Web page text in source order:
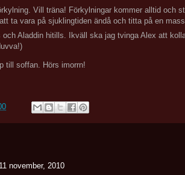
Vill träna! Förkylningar kommer alltid och
ta vara på sjuklingtiden ändå och titta på en
och Aladdin hitills. Ikväll ska jag tvinga Alex att
till soffan. Hörs imorrn!
november, 2010